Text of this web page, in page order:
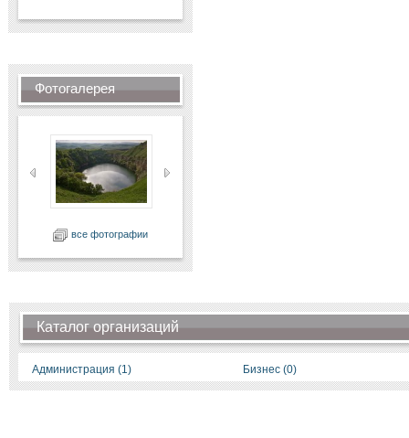
Фотогалерея
все фотографии
Каталог организаций
Администрация (1) Бизнес (0)